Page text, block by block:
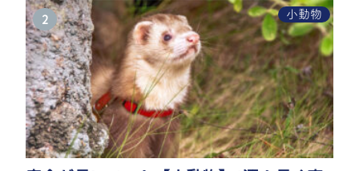
でしょうか...
小動物